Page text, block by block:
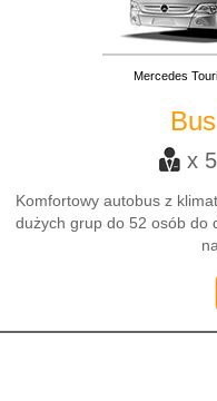
Mercedes
x
Komfortowy autobus z
dużych grup do 52 osób do